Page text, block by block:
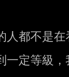
都不是在
定等級，